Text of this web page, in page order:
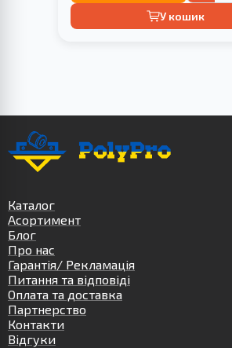
У кошик
Каталог
Асортимент
Блог
Про нас
Гарантія/ Рекламація
Питання та відповіді
Оплата та доставка
Партнерство
Контакти
Відгуки